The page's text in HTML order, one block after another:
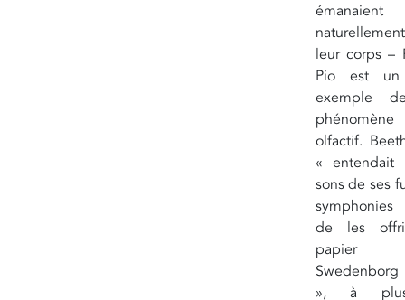
émanaient
leur corps –
Pio est
exemple
phénomène
olfactif.
« entendait
sons de ses
symphonies
de les
», à